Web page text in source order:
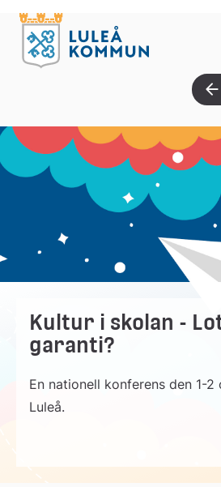
Kultur i skolan -
garanti?
En nationell konferens den 1-
Luleå.